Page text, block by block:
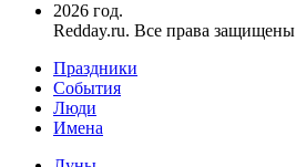
2026 год.
Redday.ru. Все права защищены
Праздники
События
Люди
Имена